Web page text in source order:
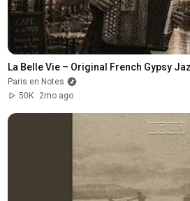
La Belle Vie – Original French Gypsy
Paris en Notes
50K
2mo ago